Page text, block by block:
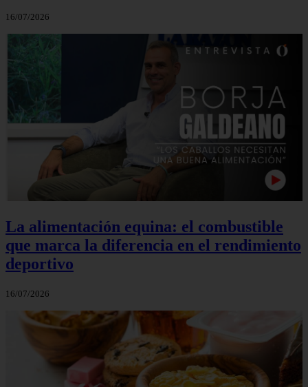
16/07/2026
La alimentación equina: el combustible
que marca la diferencia en el rendimiento
deportivo
16/07/2026